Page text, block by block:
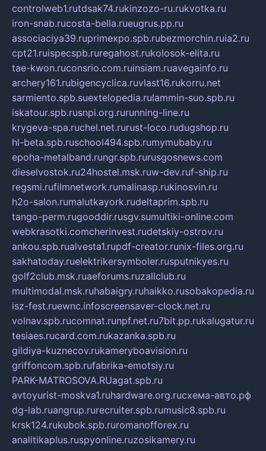
controlweb1.rutdsak74.rukinzozo-ru.rukvotka.ru
iron-snab.rucosta-bella.rueugrus.pp.ru
associaciya39.ruprimexpo.spb.rubezmorchin.ruia2.ru
cpt21.ruispecspb.ruregahost.rukolosok-elita.ru
tae-kwon.ruconsrio.com.ruinsiam.ruavegainfo.ru
archery161.rubigencyclica.ruvlast16.rukorru.net
sarmiento.spb.suextelopedia.rulammin-suo.spb.ru
iskatour.spb.rusnpi.org.rurunning-line.ru
krygeva-spa.ruchel.net.rurust-loco.rudugshop.ru
hl-beta.spb.ruschool494.spb.rumymubaby.ru
epoha-metalband.rungr.spb.rurusgosnews.com
dieselvostok.ru24hostel.msk.ruw-dev.ruf-ship.ru
regsmi.rufilmnetwork.rumalinasp.rukinosvin.ru
h2o-salon.rumalutkayork.rudeltaprim.spb.ru
tango-perm.rugooddir.rusgv.sumultiki-online.com
webkrasotki.comcherinvest.rudetskiy-ostrov.ru
ankou.spb.rualvesta1.rupdf-creator.runix-files.org.ru
sakhatoday.ruelektrikersymboler.rusputnikyes.ru
golf2club.msk.ruaeforums.ruzallclub.ru
multimodal.msk.ruhabaigry.ruhaikko.rusobakopedia.ru
isz-fest.ruewnc.infoscreensaver-clock.net.ru
volnav.spb.rucomnat.runpf.net.ru7bit.pp.rukalugatur.ru
tesiaes.rucard.com.rukazanka.spb.ru
gildiya-kuznecov.rukameryboavision.ru
griffoncom.spb.rufabrika-emotsiy.ru
PARK-MATROSOVA.RUagat.spb.ru
avtoyurist-moskva1.ruhardware.org.ruсхема-авто.рф
dg-lab.ruangrup.rurecruiter.spb.rumusic8.spb.ru
krsk124.rukubok.spb.ruromanofforex.ru
analitikaplus.ruspyonline.ruzosikamery.ru